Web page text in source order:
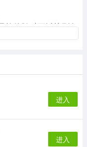
软件随时可以找到各
要学习的话题。
自由享受练习，简
己的需要自由选择学
让用户能够详细了解
进入
进入